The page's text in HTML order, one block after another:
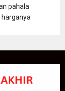
pahala